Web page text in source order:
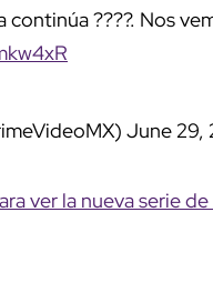
continúa ????. Nos
June 29,
ver la nueva serie